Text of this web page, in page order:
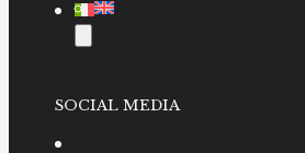
SOCIAL MEDIA